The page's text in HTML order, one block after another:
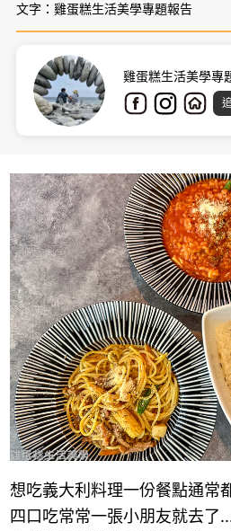
文字：雞蛋糕生活美學專題報告
雞蛋糕生活美學專
想吃義大利料理一份餐點通常
四口吃常常一張小朋友就去了